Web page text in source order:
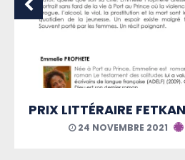
24 NOVEMBRE 2021